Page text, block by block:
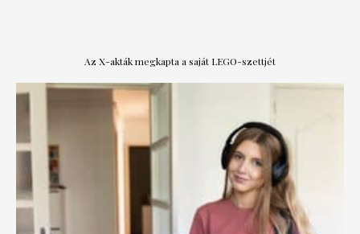
Az X-akták megkapta a saját LEGO-szettjét